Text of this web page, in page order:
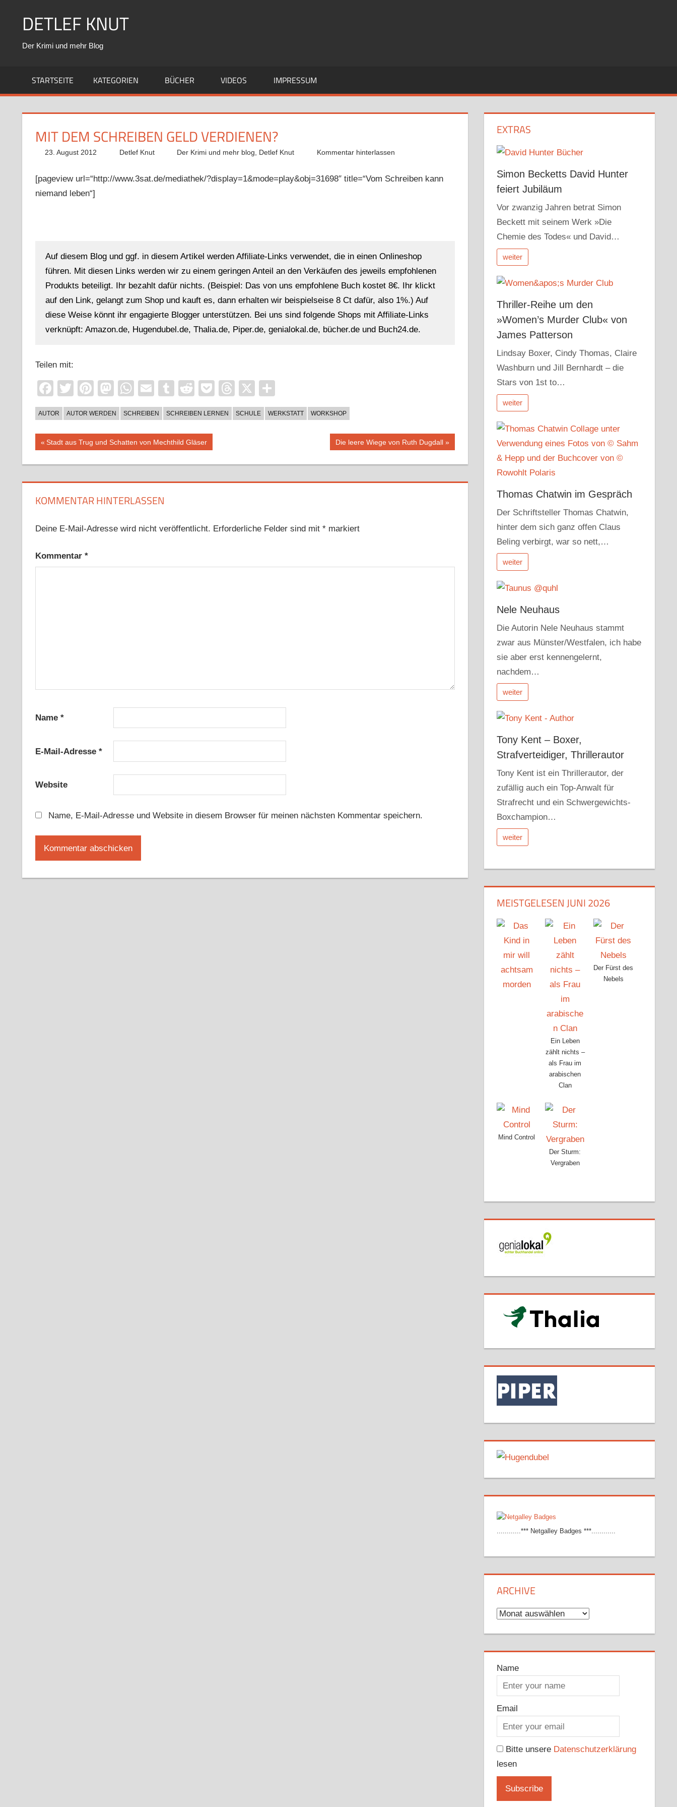
DETLEF KNUT
Der Krimi und mehr Blog
STARTSEITE KATEGORIEN BÜCHER VIDEOS IMPRESSUM
MIT DEM SCHREIBEN GELD VERDIENEN?
23. August 2012 Detlef Knut Der Krimi und mehr blog Detlef Knut Kommentar hinterlassen
[pageview url=“http://www.3sat.de/mediathek/?display=1&mode=play&obj=31698″ title=“Vom Schreiben kann
niemand leben“]
Auf diesem Blog und ggf. in diesem Artikel werden Affiliate-Links verwendet, die in einen Onlineshop
führen. Mit diesen Links werden wir zu einem geringen Anteil an den Verkäufen des jeweils empfohlenen
Produkts beteiligt. Ihr bezahlt dafür nichts. (Beispiel: Das von uns empfohlene Buch kostet 8€. Ihr klickt
auf den Link, gelangt zum Shop und kauft es, dann erhalten wir beispielseise 8 Ct dafür, also 1%.) Auf
diese Weise könnt ihr engagierte Blogger unterstützen. Bei uns sind folgende Shops mit Affiliate-Links
verknüpft: Amazon.de, Hugendubel.de, Thalia.de, Piper.de, genialokal.de, bücher.de und Buch24.de.
Teilen mit:
Facebook
TwitterPinterest
Mastodon
WhatsApp
EmailTumblr
RedditPocketThreads
X
AUTOR AUTOR WERDEN SCHREIBEN SCHREIBEN LERNEN SCHULE WERKSTATT WORKSHOP
Beitragsnavigation
Vorheriger
Stadt aus Trug und Schatten von Mechthild Gläser
Nächster
Die leere Wiege von Ruth Dugdall
KOMMENTAR HINTERLASSEN
Deine E-Mail-Adresse wird nicht veröffentlicht. Erforderliche Felder sind mit *markiert
Kommentar *
Name *
E-Mail-Adresse *
Website
Name, E-Mail-Adresse und Website in diesem Browser für meinen nächsten Kommentar speichern.
EXTRAS
Simon Becketts David Hunter
feiert Jubiläum
Vor zwanzig Jahren betrat Simon
Beckett mit seinem Werk »Die
Chemie des Todes« und David…
weiter
Thriller-Reihe um den
»Women’s Murder Club« von
James Patterson
Lindsay Boxer, Cindy Thomas, Claire
Washburn und Jill Bernhardt – die
Stars von 1st to…
weiter
Thomas Chatwin im Gespräch
Der Schriftsteller Thomas Chatwin,
hinter dem sich ganz offen Claus
Beling verbirgt, war so nett,…
weiter
Nele Neuhaus
Die Autorin Nele Neuhaus stammt
zwar aus Münster/Westfalen, ich habe
sie aber erst kennengelernt,
nachdem…
weiter
Tony Kent – Boxer,
Strafverteidiger, Thrillerautor
Tony Kent ist ein Thrillerautor, der
zufällig auch ein Top-Anwalt für
Strafrecht und ein Schwergewichts-
Boxchampion…
weiter
MEISTGELESEN JUNI 2026
Ein Leben
zählt nichts –
als Frau im
arabischen
Clan
Der Fürst des
Nebels
Mind Control
Der Sturm:
Vergraben
............*** Netgalley Badges ***............
ARCHIVE
Archive
Name
Email
Bitte unsere Datenschutzerklärung
lesen